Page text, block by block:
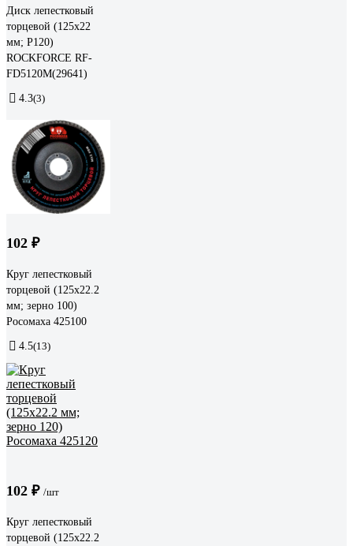
Диск лепестковый
торцевой (125х22
мм; P120)
ROCKFORCE RF-
FD5120M(29641)
4.3(3)
102 ₽
Круг лепестковый
торцевой (125x22.2
мм; зерно 100)
Росомаха 425100
4.5(13)
102 ₽ /шт
Круг лепестковый
торцевой (125x22.2